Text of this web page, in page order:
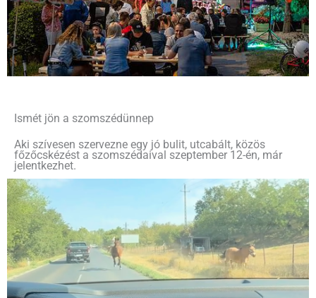
Ismét jön a szomszédünnep
Aki szívesen szervezne egy jó bulit, utcabált, közös
főzőcskézést a szomszédaival szeptember 12-én, már
jelentkezhet.